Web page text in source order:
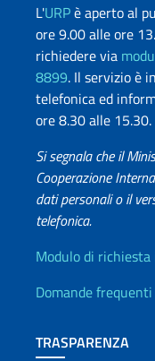
L'URPè aperto al
ore 9.00 alle ore
richiedere via
8899. Il servizio è
telefonica ed
ore 8.30 alle 15.30.
Si segnala che il
Cooperazione
dati personali o il
telefonica.
Info utili
Modulo di
Domande frequenti
TRASPARENZA